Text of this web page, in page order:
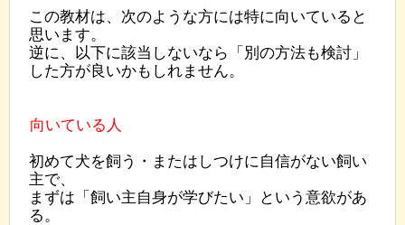
この教材は、次のような方には特に向いていると
思います。
逆に、以下に該当しないなら「別の方法も検討」
した方が良いかもしれません。
向いている人
初めて犬を飼う・またはしつけに自信がない飼い
主で、
まずは「飼い主自身が学びたい」という意欲があ
る。